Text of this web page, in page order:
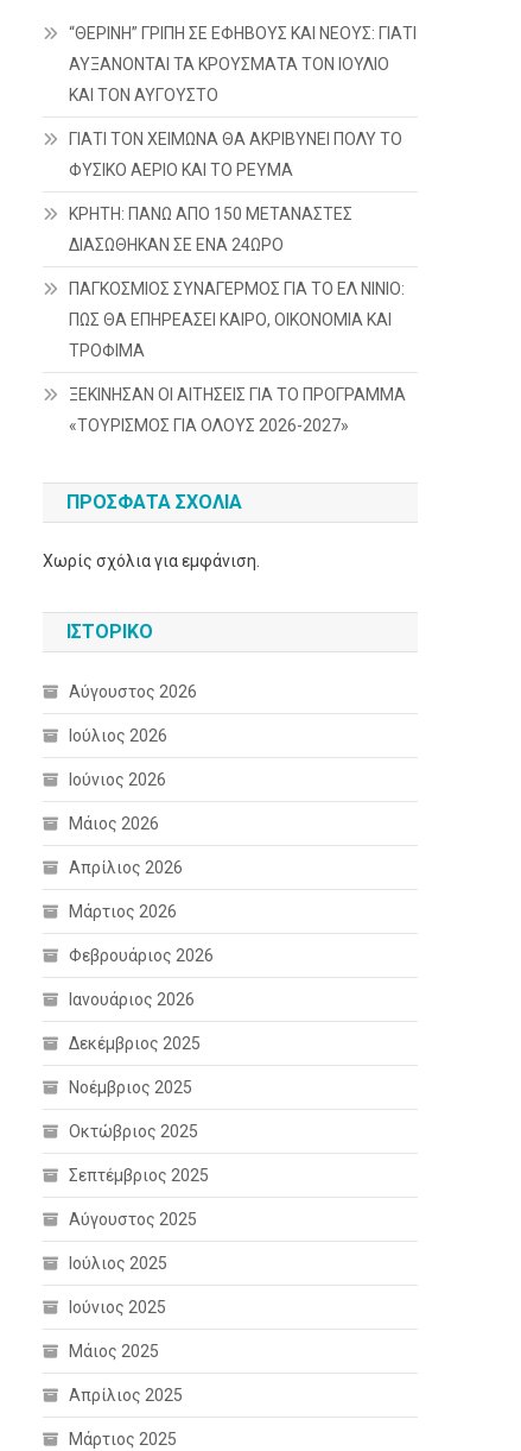
“ΘΕΡΙΝΗ” ΓΡΙΠΗ ΣΕ ΕΦΗΒΟΥΣ ΚΑΙ ΝΕΟΥΣ: ΓΙΑΤΙ
ΑΥΞΑΝΟΝΤΑΙ ΤΑ ΚΡΟΥΣΜΑΤΑ ΤΟΝ ΙΟΥΛΙΟ
ΚΑΙ ΤΟΝ ΑΥΓΟΥΣΤΟ
ΓΙΑΤΙ ΤΟΝ ΧΕΙΜΩΝΑ ΘΑ ΑΚΡΙΒΥΝΕΙ ΠΟΛΥ ΤΟ
ΦΥΣΙΚΟ ΑΕΡΙΟ ΚΑΙ ΤΟ ΡΕΥΜΑ
ΚΡΗΤΗ: ΠΑΝΩ ΑΠΟ 150 ΜΕΤΑΝΑΣΤΕΣ
ΔΙΑΣΩΘΗΚΑΝ ΣΕ ΕΝΑ 24ΩΡΟ
ΠΑΓΚΟΣΜΙΟΣ ΣΥΝΑΓΕΡΜΟΣ ΓΙΑ ΤΟ ΕΛ ΝΙΝΙΟ:
ΠΩΣ ΘΑ ΕΠΗΡΕΑΣΕΙ ΚΑΙΡΟ, ΟΙΚΟΝΟΜΙΑ ΚΑΙ
ΤΡΟΦΙΜΑ
ΞΕΚΙΝΗΣΑΝ ΟΙ ΑΙΤΗΣΕΙΣ ΓΙΑ ΤΟ ΠΡΟΓΡΑΜΜΑ
«ΤΟΥΡΙΣΜΟΣ ΓΙΑ ΟΛΟΥΣ 2026-2027»
ΠΡΌΣΦΑΤΑ ΣΧΌΛΙΑ
Χωρίς σχόλια για εμφάνιση.
ΙΣΤΟΡΙΚΌ
Αύγουστος 2026
Ιούλιος 2026
Ιούνιος 2026
Μάιος 2026
Απρίλιος 2026
Μάρτιος 2026
Φεβρουάριος 2026
Ιανουάριος 2026
Δεκέμβριος 2025
Νοέμβριος 2025
Οκτώβριος 2025
Σεπτέμβριος 2025
Αύγουστος 2025
Ιούλιος 2025
Ιούνιος 2025
Μάιος 2025
Απρίλιος 2025
Μάρτιος 2025